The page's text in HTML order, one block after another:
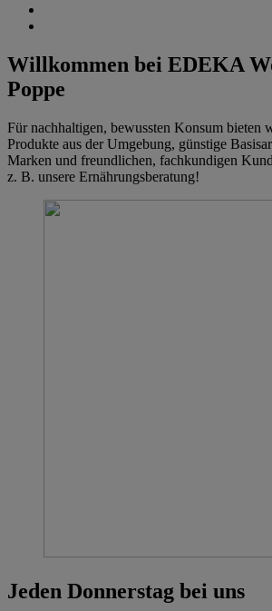
Willkommen bei EDEKA
Poppe
Für nachhaltigen, bewussten Konsum bieten
Produkte aus der Umgebung, günstige
Marken und freundlichen, fachkundigen
z. B. unsere Ernährungsberatung!
Jeden Donnerstag bei uns